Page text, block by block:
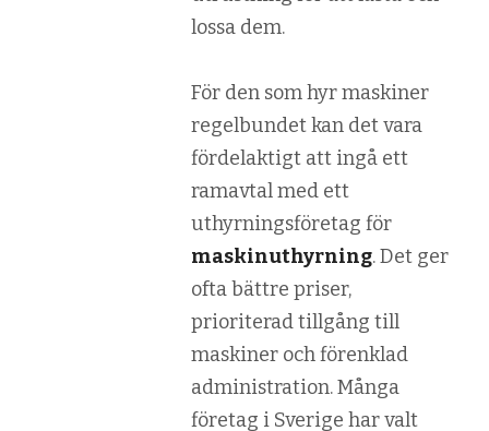
lossa dem.
För den som hyr maskiner
regelbundet kan det vara
fördelaktigt att ingå ett
ramavtal med ett
uthyrningsföretag för
maskinuthyrning. Det ger
ofta bättre priser,
prioriterad tillgång till
maskiner och förenklad
administration. Många
företag i Sverige har valt